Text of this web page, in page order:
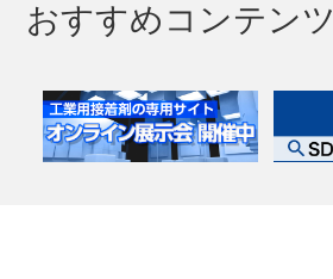
おすすめコンテンツ